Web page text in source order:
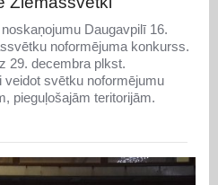
Daugavpilī 16.
noformējuma konkurss.
29. decembra plkst.
veidot svētku noformējumu
pieguļošajām teritorijām.